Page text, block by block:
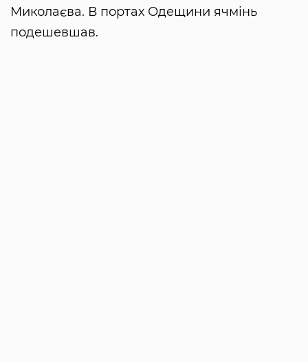
Миколаєва. В портах Одещини ячмінь
подешевшав.